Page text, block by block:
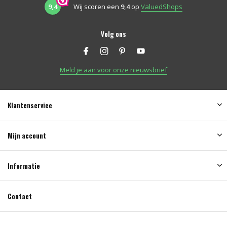
9,4 Wij scoren een 9,4op ValuedShops
Volg ons
Meld je aan voor onze nieuwsbrief
Klantenservice
Mijn account
Informatie
Contact